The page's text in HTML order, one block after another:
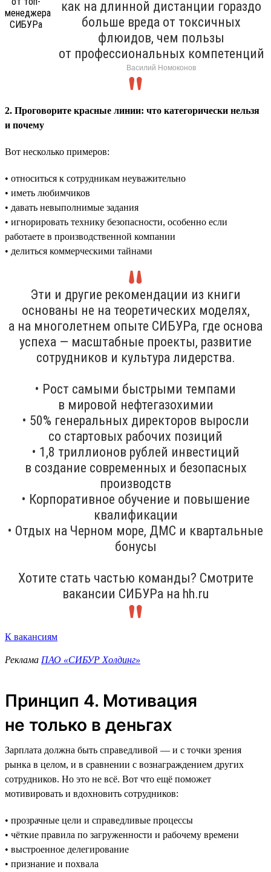
как на длинной дистанции гораздо
больше вреда от токсичных
флюидов, чем пользы
от профессиональных компетенций
Василий Номоконов
2. Проговорите красные линии: что категорически нельзя
и почему
Вот несколько примеров:
• относиться к сотрудникам неуважительно
• иметь любимчиков
• давать невыполнимые задания
• игнорировать технику безопасности, особенно если
работаете в производственной компании
• делиться коммерческими тайнами
Эти и другие рекомендации из книги
основаны не на теоретических моделях,
а на многолетнем опыте СИБУРа, где основа
успеха — масштабные проекты, развитие
сотрудников и культура лидерства.
• Рост самыми быстрыми темпами
в мировой нефтегазохимии
• 50% генеральных директоров выросли
со стартовых рабочих позиций
• 1,8 триллионов рублей инвестиций
в создание современных и безопасных
производств
• Корпоративное обучение и повышение
квалификации
• Отдых на Черном море, ДМС и квартальные
бонусы
Хотите стать частью команды? Смотрите
вакансии СИБУРа на hh.ru
К вакансиям
Реклама ПАО «СИБУР Холдинг»
Принцип 4. Мотивация
не только в деньгах
Зарплата должна быть справедливой — и с точки зрения
рынка в целом, и в сравнении с вознаграждением других
сотрудников. Но это не всё. Вот что ещё поможет
мотивировать и вдохновить сотрудников:
• прозрачные цели и справедливые процессы
• чёткие правила по загруженности и рабочему времени
• выстроенное делегирование
• признание и похвала